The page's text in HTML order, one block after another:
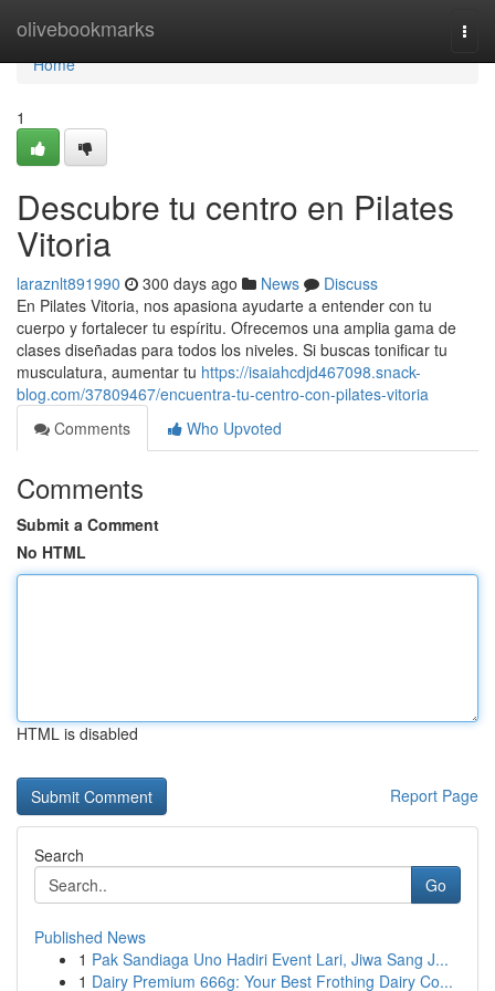
olivebookmarks
Home
Home
1
Descubre tu centro en Pilates
Vitoria
laraznlt891990 300 days ago News
Discuss
En Pilates Vitoria, nos apasiona ayudarte a entender con tu
cuerpo y fortalecer tu espíritu. Ofrecemos una amplia gama de
clases diseñadas para todos los niveles. Si buscas tonificar tu
musculatura, aumentar tu https://isaiahcdjd467098.snack-
blog.com/37809467/encuentra-tu-centro-con-pilates-vitoria
Comments
Who Upvoted
Comments
Submit a Comment
No HTML
HTML is disabled
Report Page
Search
Go
Published News
1 Pak Sandiaga Uno Hadiri Event Lari, Jiwa Sang J...
1 Dairy Premium 666g: Your Best Frothing Dairy Co...